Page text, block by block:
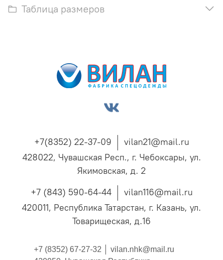
Таблица размеров
+7(8352) 22-37-09
vilan21@mail.ru
428022, Чувашская Респ., г. Чебоксары, ул.
Якимовская, д. 2
+7 (843) 590-64-44
vilan116@mail.ru
420011, Республика Татарстан, г. Казань, ул.
Товарищеская, д.16
+7 (8352) 67-27-32 │ vilan.nhk@mail.ru